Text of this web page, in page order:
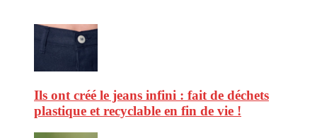
Ils ont créé le jeans infini : fait de déchets
plastique et recyclable en fin de vie !